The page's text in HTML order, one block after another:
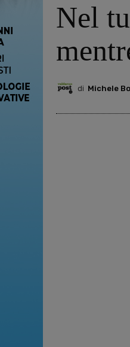
Nel
di Michele